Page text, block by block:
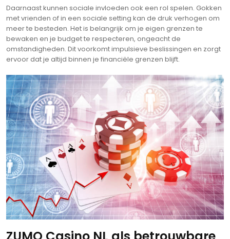
Daarnaast kunnen sociale invloeden ook een rol spelen. Gokken
met vrienden of in een sociale setting kan de druk verhogen om
meer te besteden. Het is belangrijk om je eigen grenzen te
bewaken en je budget te respecteren, ongeacht de
omstandigheden. Dit voorkomt impulsieve beslissingen en zorgt
ervoor dat je altijd binnen je financiële grenzen blijft.